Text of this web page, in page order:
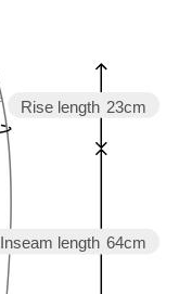
Inseam length 64cm
Rise length 23cm